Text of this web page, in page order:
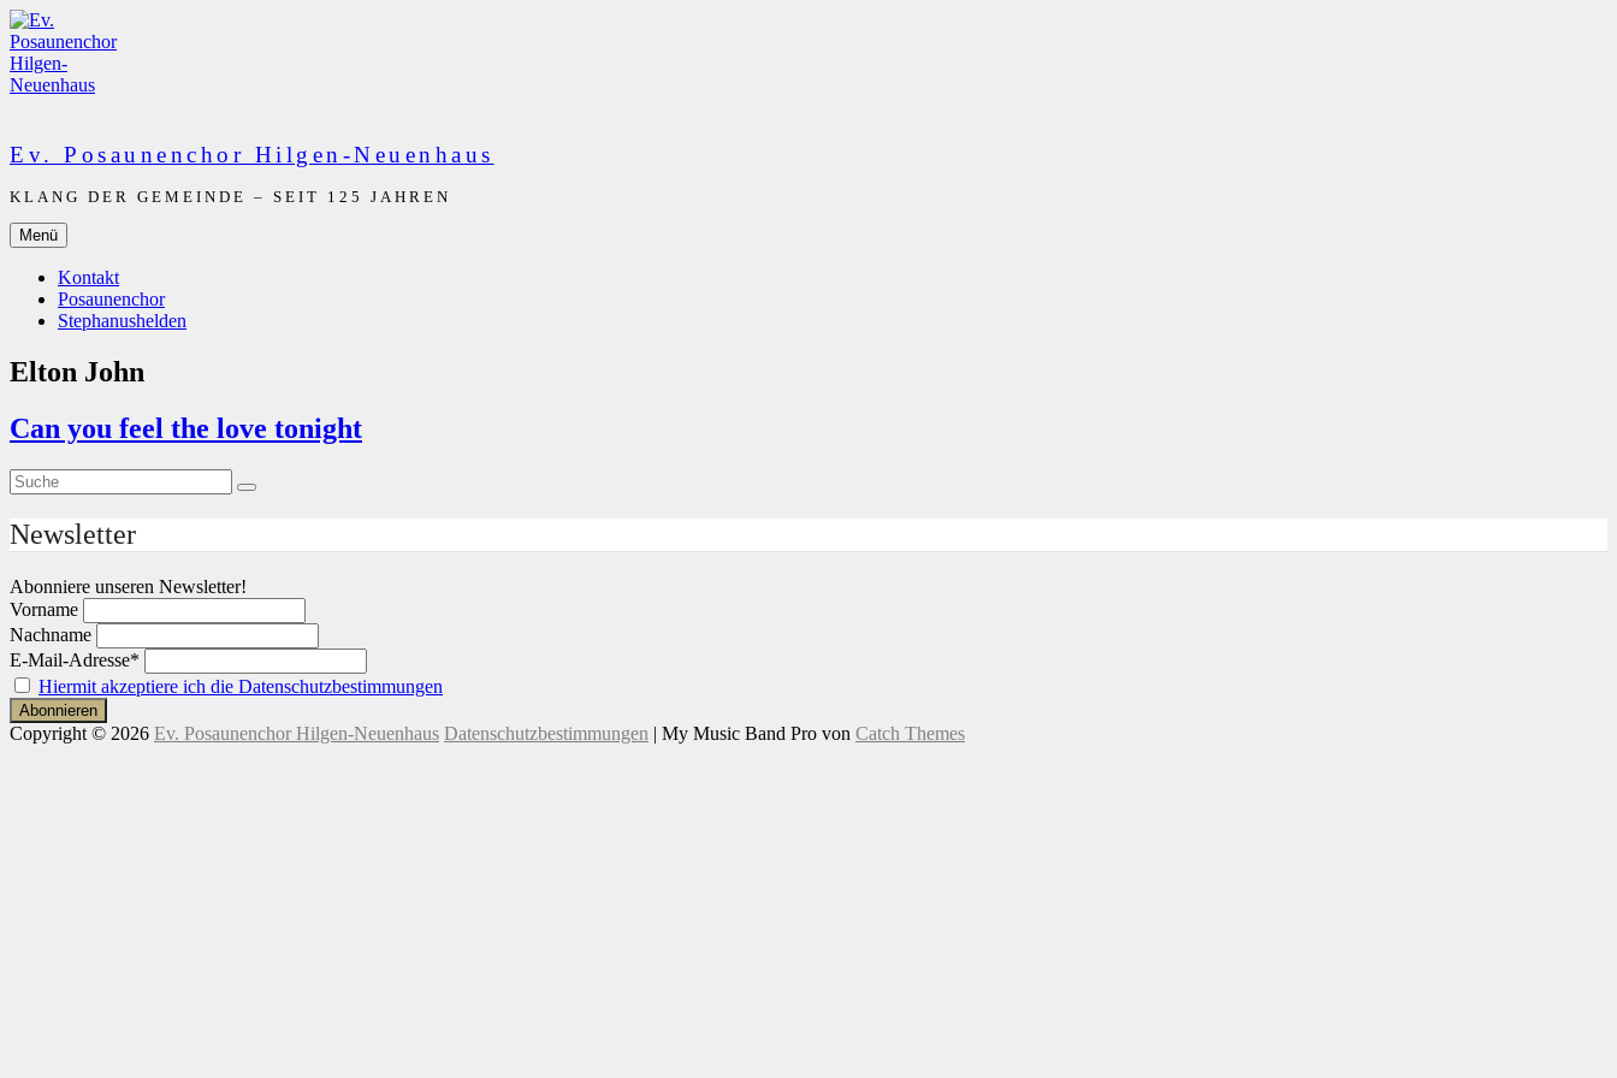
Zum
Inhalt
springen
Ev. Posaunenchor Hilgen-Neuenhaus
KLANG DER GEMEINDE – SEIT 125 JAHREN
Menü
Kontakt
Posaunenchor
Stephanushelden
Elton John
Can you feel the love tonight
Suche
nach:
Suche
Newsletter
Abonniere unseren Newsletter!
Vorname
Nachname
E-Mail-Adresse*
Hiermit akzeptiere ich die Datenschutzbestimmungen
Copyright © 2026 Ev. Posaunenchor Hilgen-Neuenhaus Datenschutzbestimmungen | My Music Band Pro von Catch Themes